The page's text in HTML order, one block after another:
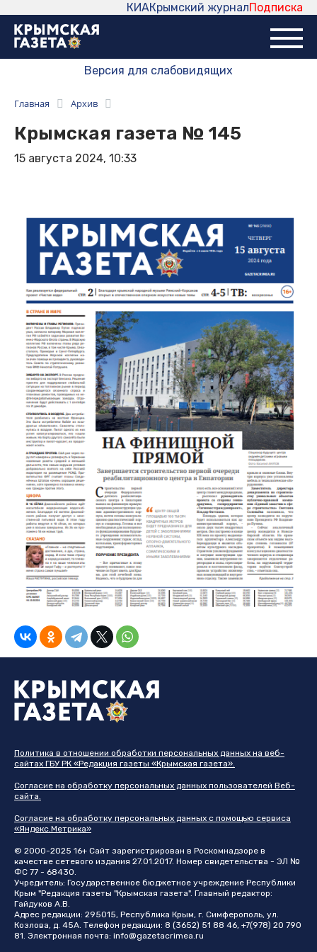
Подписка
Крымский журнал
КИА
Версия для слабовидящих
Главная Архив
Крымская газета № 145
15 августа 2024, 10:33
Политика в отношении обработки персональных данных на веб-
сайтах ГБУ РК «Редакция газеты «Крымская газета».
Согласие на обработку персональных данных пользователей Веб-
сайта.
Согласие на обработку персональных данных с помощью сервиса
«Яндекс.Метрика»
© 2000-2025 16+ Сайт зарегистрирован в Роскомнадзоре в
качестве сетевого издания 27.01.2017. Номер свидетельства - ЭЛ №
ФС 77 - 68430.
Учредитель: Государственное бюджетное учреждение Республики
Крым "Редакция газеты "Крымская газета". Главный редактор:
Гайдуков А.В.
Адрес редакции: 295015, Республика Крым, г. Симферополь, ул.
Козлова, д. 45А. Телефон редакции: 8 (3652) 51 88 46, +7(978) 20 790
81. Электронная почта: info@gazetacrimea.ru